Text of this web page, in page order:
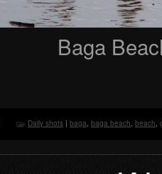
Baga
Daily shots | baga, baga beach, beach,